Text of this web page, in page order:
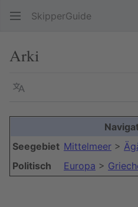
SkipperGuide
Arki
Sprache
Seegebiet Mittelmeer >
Politisch
Europa >